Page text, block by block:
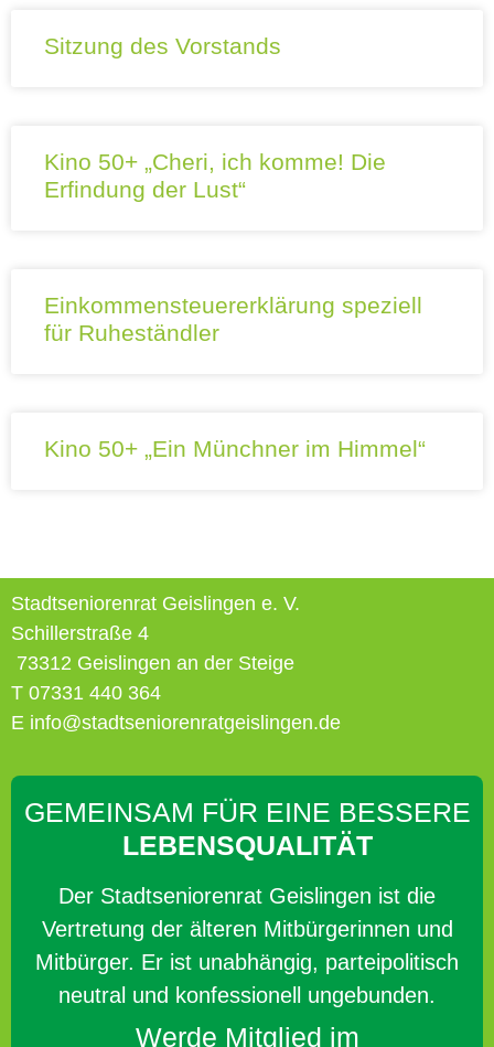
Sitzung des Vorstands
Kino 50+ „Cheri, ich komme! Die
Erfindung der Lust“
Einkommensteuererklärung speziell
für Ruheständler
Kino 50+ „Ein Münchner im Himmel“
Stadtseniorenrat Geislingen e. V.
Schillerstraße 4
73312 Geislingen an der Steige
T 07331 440 364
E info@stadtseniorenratgeislingen.de
GEMEINSAM FÜR EINE BESSERE
LEBENSQUALITÄT
Der Stadtseniorenrat Geislingen ist die
Vertretung der älteren Mitbürgerinnen und
Mitbürger. Er ist unabhängig, parteipolitisch
neutral und konfessionell ungebunden.
Werde Mitglied im